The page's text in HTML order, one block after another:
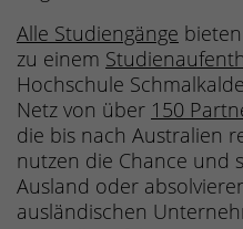
Alle Studiengänge
zu einem
Hochschule
Netz von über 150
die bis nach Australien
nutzen die Chance und
Ausland oder
ausländischen